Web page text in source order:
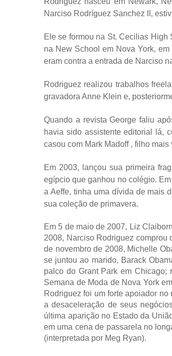
Narciso Rodríguez Sanchez II,
Ele se formou na St. Cecilias High
na New School em Nova York,
eram contra a entrada de Narciso
Rodriguez realizou trabalhos
gravadora Anne Klein e,
Quando a revista George faliu
havia sido assistente editorial lá,
casou com Mark Madoff , filho
Em 2003, lançou sua primeira
egípcio que ganhou no colégio.
a Aeffe, tinha uma dívida de mais
sua coleção de primavera.
Em 5 de maio de 2007, Liz
2008, Narciso Rodriguez
de novembro de 2008, Michelle
se juntou ao marido, Barack
palco do Grant Park em Chicago;
Semana de Moda de Nova York
Rodriguez foi um forte apoiador
a desaceleração de seus
última aparição no Estado da
em uma cena de passarela no
(interpretada por Meg Ryan).